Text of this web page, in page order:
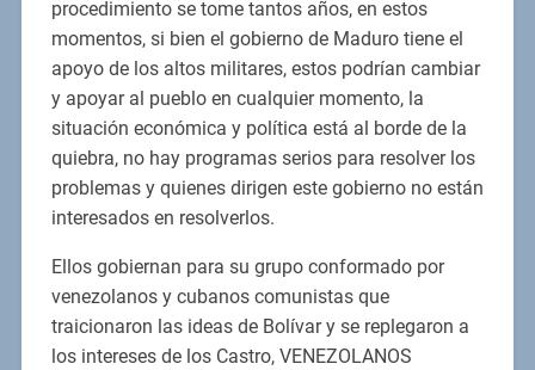
procedimiento se tome tantos años, en estos
momentos, si bien el gobierno de Maduro tiene el
apoyo de los altos militares, estos podrían cambiar
y apoyar al pueblo en cualquier momento, la
situación económica y política está al borde de la
quiebra, no hay programas serios para resolver los
problemas y quienes dirigen este gobierno no están
interesados en resolverlos.
Ellos gobiernan para su grupo conformado por
venezolanos y cubanos comunistas que
traicionaron las ideas de Bolívar y se replegaron a
los intereses de los Castro, VENEZOLANOS